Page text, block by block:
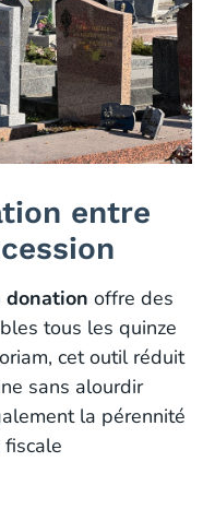
entre
donation offre des
tous les quinze
cet outil réduit
sans alourdir
la pérennité